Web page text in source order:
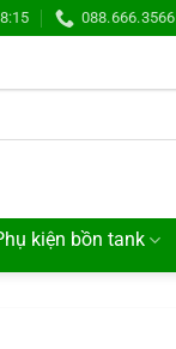
8:15 088.666.3566
kiện bồn tank